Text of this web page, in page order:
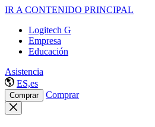
IR A CONTENIDO PRINCIPAL
Logitech G
Empresa
Educación
Asistencia
ES,es
Comprar Comprar